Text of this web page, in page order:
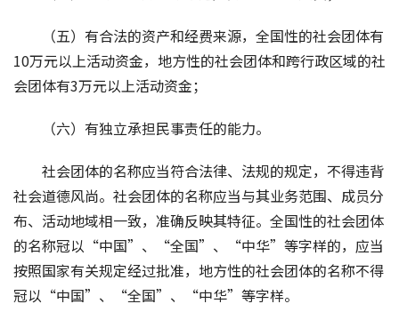
（五）有合法的资产和经费来源，全国性的社会团体有
10万元以上活动资金，地方性的社会团体和跨行政区域的社
会团体有3万元以上活动资金；
（六）有独立承担民事责任的能力。
社会团体的名称应当符合法律、法规的规定，不得违背
社会道德风尚。社会团体的名称应当与其业务范围、成员分
布、活动地域相一致，准确反映其特征。全国性的社会团体
的名称冠以“中国”、“全国”、“中华”等字样的，应当
按照国家有关规定经过批准，地方性的社会团体的名称不得
冠以“中国”、“全国”、“中华”等字样。